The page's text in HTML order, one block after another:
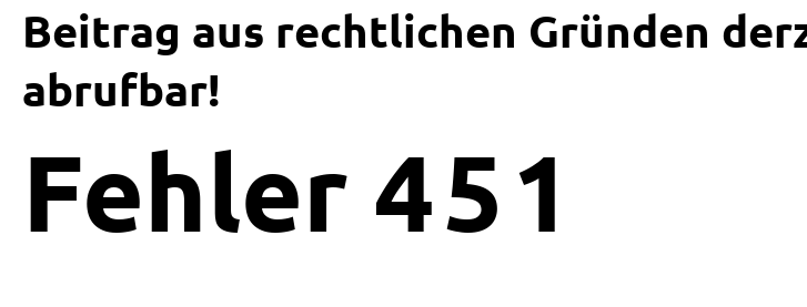
Beitrag aus rechtlichen Gründen
abrufbar!
Fehler 4 5 1